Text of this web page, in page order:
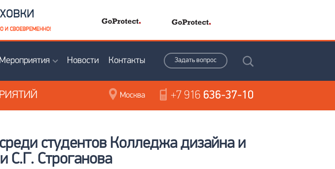
Задать вопрос
Мероприятия Новости Контакты
+7 916 636-37-10
Москва
студентов Колледжа дизайна и
С.Г. Строганова